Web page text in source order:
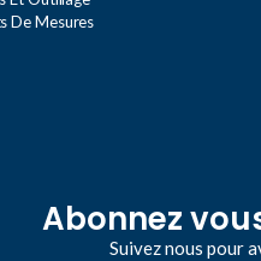
De Mesures
Abonnez
Suivez nous pour